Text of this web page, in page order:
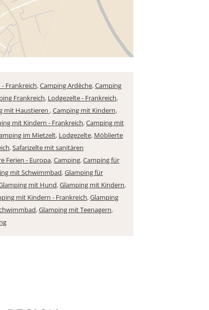
Frankreich,Camping Ardèche,Camping
Frankreich, Lodgezelte - Frankreich,
mit Haustieren ,Camping mit Kindern,
mit Kindern - Frankreich,Camping mit
im Mietzelt, Lodgezelte, Möblierte
,Safarizelte mit sanitären
Ferien - Europa,Camping,Camping für
mit Schwimmbad,Glamping für
mit Hund,Glamping mit Kindern,
mit Kindern - Frankreich,Glamping
,Glamping mit Teenagern,